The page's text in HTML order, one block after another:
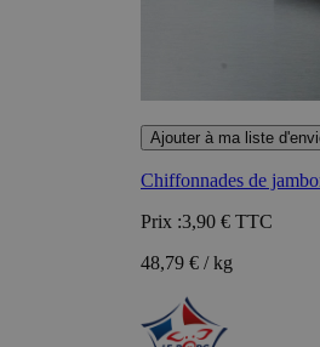
Ajouter à ma liste
Chiffonnades de
Prix :3,90 € TTC
48,79 € / kg